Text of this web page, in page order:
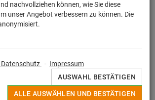
nachvollziehen können, wie Sie diese
unser Angebot verbessern zu können. Die
- Impressum
AUSWAHL BESTÄTIGEN
ALLE AUSWÄHLEN UND BESTÄTIGEN